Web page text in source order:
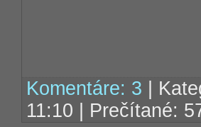
Komentáre: 3 |
11:10 | Prečítané: